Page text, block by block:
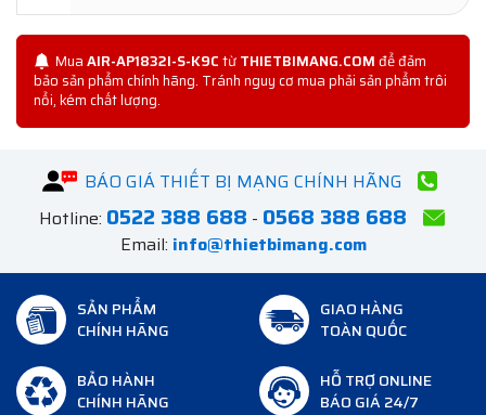
MuaAIR-AP1832I-S-K9CtừTHIETBIMANG.COMđể đảm
bảo sản phẩm chính hãng. Tránh nguy cơ mua phải sản phẩm trôi
nổi, kém chất lượng.
BÁO GIÁ THIẾT BỊ MẠNG CHÍNH HÃNG
Hotline: 0522 388 688 - 0568 388 688
Email: info@thietbimang.com
SẢN PHẨM
CHÍNH HÃNG
GIAO HÀNG
TOÀN QUỐC
BẢO HÀNH
CHÍNH HÃNG
HỖ TRỢ ONLINE
BÁO GIÁ 24/7